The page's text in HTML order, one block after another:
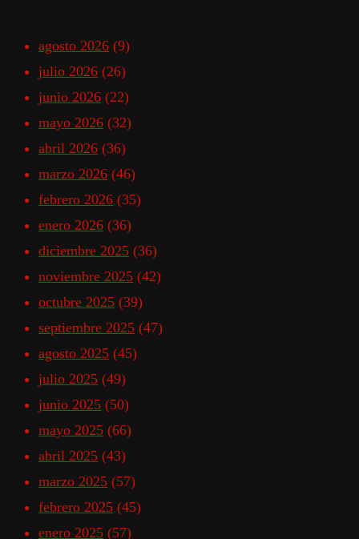
agosto 2026 (9)
julio 2026 (26)
junio 2026 (22)
mayo 2026 (32)
abril 2026 (36)
marzo 2026 (46)
febrero 2026 (35)
enero 2026 (36)
diciembre 2025 (36)
noviembre 2025 (42)
octubre 2025 (39)
septiembre 2025 (47)
agosto 2025 (45)
julio 2025 (49)
junio 2025 (50)
mayo 2025 (66)
abril 2025 (43)
marzo 2025 (57)
febrero 2025 (45)
enero 2025 (57)